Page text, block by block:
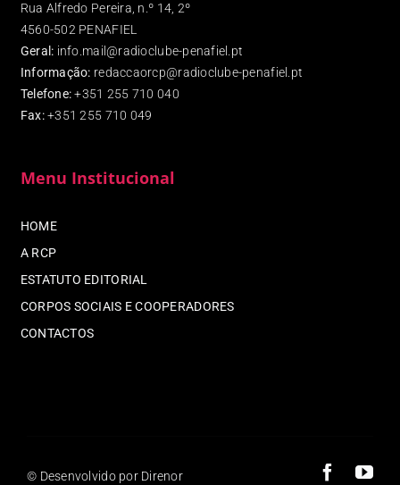
Rua Alfredo Pereira, n.º 14, 2º
4560-502 PENAFIEL
Geral: info.mail@radioclube-penafiel.pt
Informação: redaccaorcp@radioclube-penafiel.pt
Telefone: +351 255 710 040
Fax:+351 255 710 049
Menu Institucional
HOME
A RCP
ESTATUTO EDITORIAL
CORPOS SOCIAIS E COOPERADORES
CONTACTOS
© Desenvolvido por Direnor